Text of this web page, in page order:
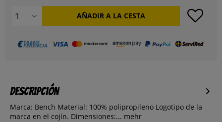
AÑADIR A LA CESTA
Descripción
Marca: Bench Material: 100% polipropileno Logotipo de la
marca en el cojín. Dimensiones:... mehr